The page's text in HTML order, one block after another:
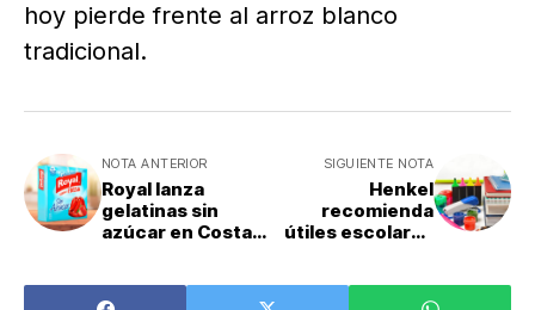
hoy pierde frente al arroz blanco
tradicional.
NOTA ANTERIOR
Royal lanza
gelatinas sin
azúcar en Costa
SIGUIENTE NOTA
Henkel
recomienda
útiles escolares